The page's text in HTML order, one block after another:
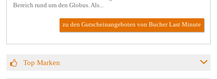
Bereich rund um den Globus. Als...
zu den Gutscheinangeboten von Bucher Last Minute
Top Marken